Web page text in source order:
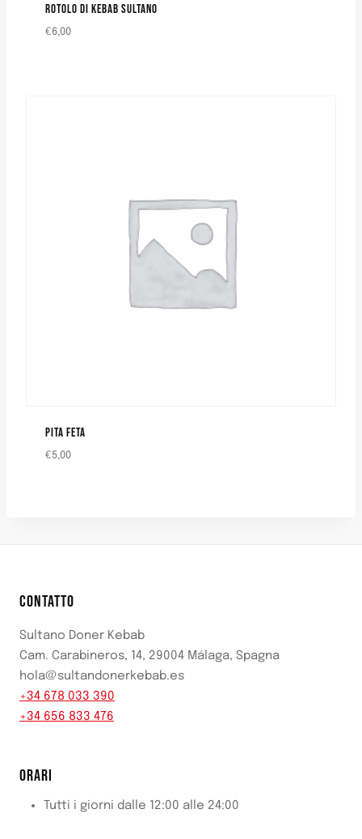
ROTOLO DI KEBAB SULTANO
€6,00
PITA FETA
€5,00
CONTATTO
Sultano Doner Kebab
Cam. Carabineros, 14, 29004 Málaga, Spagna
hola@sultandonerkebab.es
+34 678 033 390
+34 656 833 476
ORARI
Tutti i giorni dalle 12:00 alle 24:00